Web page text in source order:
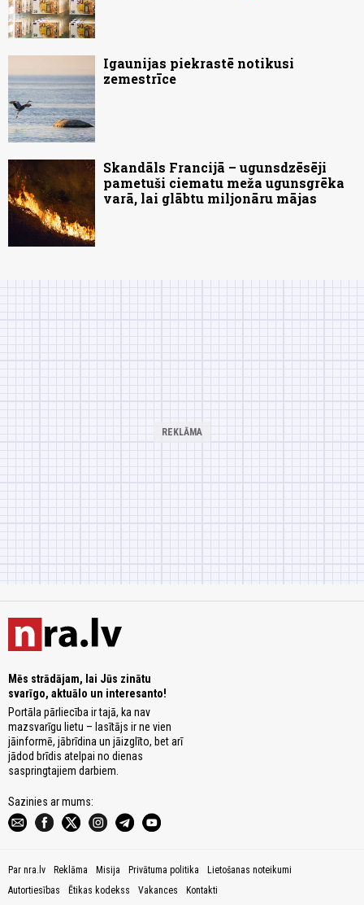
Igaunijas piekrastē notikusi
zemestrīce
Skandāls Francijā – ugunsdzēsēji
pametuši ciematu meža ugunsgrēka
varā, lai glābtu miljonāru mājas
Mēs strādājam, lai Jūs zinātu
svarīgo, aktuālo un interesanto!
Portāla pārliecība ir tajā, ka nav
mazsvarīgu lietu – lasītājs ir ne vien
jāinformē, jābrīdina un jāizglīto, bet arī
jādod brīdis atelpai no dienas
saspringtajiem darbiem.
Sazinies ar mums:
Par nra.lv Reklāma Misija Privātuma politika
Lietošanas noteikumi
Autortiesības
Ētikas kodekss Vakances Kontakti